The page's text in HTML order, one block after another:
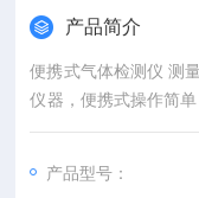
产品简介
便携式气体检测仪 测
仪器，便携式操作简
CA 030一氧化碳烟气
和图表报告。可用于
产品型号：